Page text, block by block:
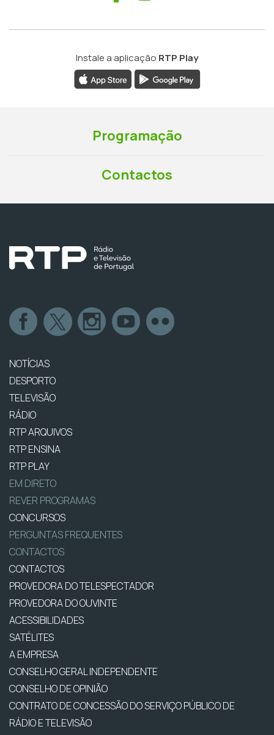
Instale a aplicação RTP Play
Programação
Contactos
NOTÍCIAS
DESPORTO
TELEVISÃO
RÁDIO
RTP ARQUIVOS
RTP ENSINA
RTP PLAY
EM DIRETO
REVER PROGRAMAS
CONCURSOS
PERGUNTAS FREQUENTES
CONTACTOS
CONTACTOS
PROVEDORA DO TELESPECTADOR
PROVEDORA DO OUVINTE
ACESSIBILIDADES
SATÉLITES
A EMPRESA
CONSELHO GERAL INDEPENDENTE
CONSELHO DE OPINIÃO
CONTRATO DE CONCESSÃO DO SERVIÇO PÚBLICO DE
RÁDIO E TELEVISÃO